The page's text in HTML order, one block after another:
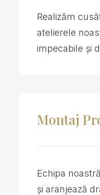
Realizăm
atelierele
impecabile și
Montaj
Echipa
și aranjează